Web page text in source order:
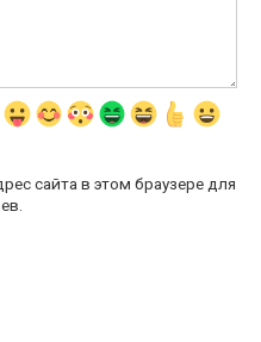
сайта в этом браузере для